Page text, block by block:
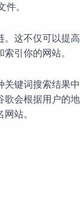
。
。这不仅可以提高
引你的网站。
关键词搜索结果中
歌会根据用户的地
站。